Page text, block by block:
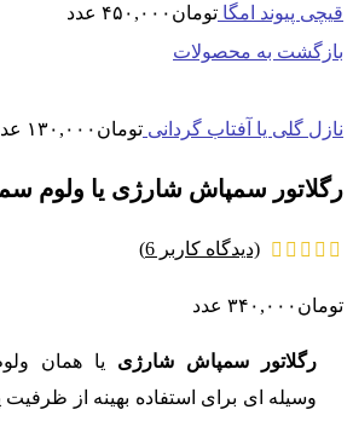
قیچی پیوند امگا تومان ۴۵۰,۰۰۰ عدد
بازگشت به محصولات
نازل گلی یا آفتاب گردانی تومان ۱۳۰,۰۰۰
رگلاتور سمپاش شارژی یا ولوم
(دیدگاه کاربر 6
)
تومان ۳۴۰,۰۰۰ عدد
رگلاتور سمپاش شارژی یا همان
وسیله ای برای استفاده بهینه از